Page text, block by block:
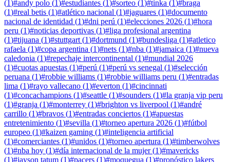
(1)#andy polo (1)#estudiantes (1)#sorteo (1)#tinka (1)#braga
(1)#real betis (1)#atlético nacional (1)#jaguares (1)#documento
nacional de identidad (1)#dni perú (1)#elecciones 2026 (1)#hora
peru (1)#noticias deportivas (1)#liga profesional argentina
(1)#tijuana (1)#stuttgart (1)#dortmund (1)#bundesliga (1)#atletico
rafaela (1)#copa argentina (1)#nets (1)#nba (1)#jamaica (1)#nueva
caledonia (1)#repechaje intercontinental (1)#mundial 2026
(1)#cuotas apuestas (1)#perú (1)#perú vs senegal (1)#selección
peruana (1)#robbie williams (1)#robbie williams peru (1)#entradas
lima (1)#rayo vallecano (1)#everton (1)#cincinnati
(1)#concachampions (1)#seattle (1)#sounders (1)#la granja vip peru
(1)#granja (1)#monterrey (1)#brighton vs liverpool (1)#andré
carrillo (1)#bravos (1)#entradas conciertos (1)#apuestas
entretenimiento (1)#sevilla (1)#torneo apertura 2026 (1)#fútbol
europeo (1)#kaizen gaming (1)#inteligencia artificial
(1)#comerciantes (1)#unidos (1)#torneo apertura (1)#timberwolves
(1)#nba hoy (1)#día internacional de la mujer(1)#mavericks
(1)#jayson tatum (1)#pacers (1)#moquegua (1)#pronóstico lakers